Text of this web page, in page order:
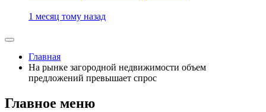
1 месяц тому назад
Главная
На рынке загородной недвижимости объем
предложений превышает спрос
Главное меню